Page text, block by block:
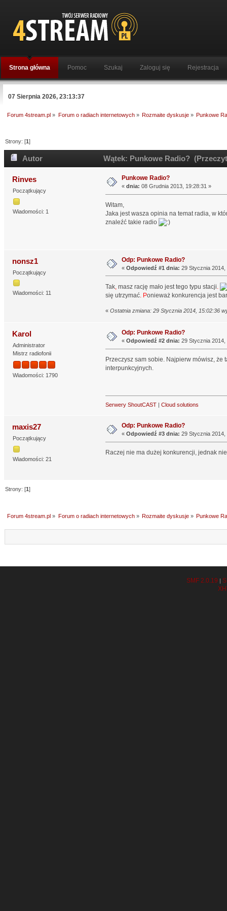
Strona główna Pomoc Szukaj Zaloguj się Rejestracja
07 Sierpnia 2026, 23:13:37
Forum 4stream.pl » Forum o radiach internetowych» Rozmaite dyskusje» Punkowe
Strony: [1]
Autor Wątek: Punkowe Radio?
Rinves
Początkujący
Wiadomości: 1
Punkowe Radio?
« dnia: 08 Grudnia 2013, 19:28:31 »
Witam,
Jaka jest wasza opinia na temat radia, w
znaleźć takie radio
nonsz1
Początkujący
Wiadomości: 11
Odp: Punkowe Radio?
« Odpowiedź #1 dnia: 29 Stycznia 2014,
Tak, masz rację mało jest tego typu stacji
się utrzymać. Ponieważ konkurencja jest
« Ostatnia zmiana: 29 Stycznia 2014, 15:02:36
Karol
Administrator
Mistrz radiofonii
Wiadomości: 1790
Odp: Punkowe Radio?
« Odpowiedź #2 dnia: 29 Stycznia 2014,
Przeczysz sam sobie. Najpierw mówisz,
interpunkcyjnych.
Serwery ShoutCAST| Cloud solutions
maxis27
Początkujący
Wiadomości: 21
Odp: Punkowe Radio?
« Odpowiedź #3 dnia: 29 Stycznia 2014,
Raczej nie ma dużej konkurencji, jednak
Strony: [1]
Forum 4stream.pl » Forum o radiach internetowych» Rozmaite dyskusje» Punkowe
SMF 2.0.19